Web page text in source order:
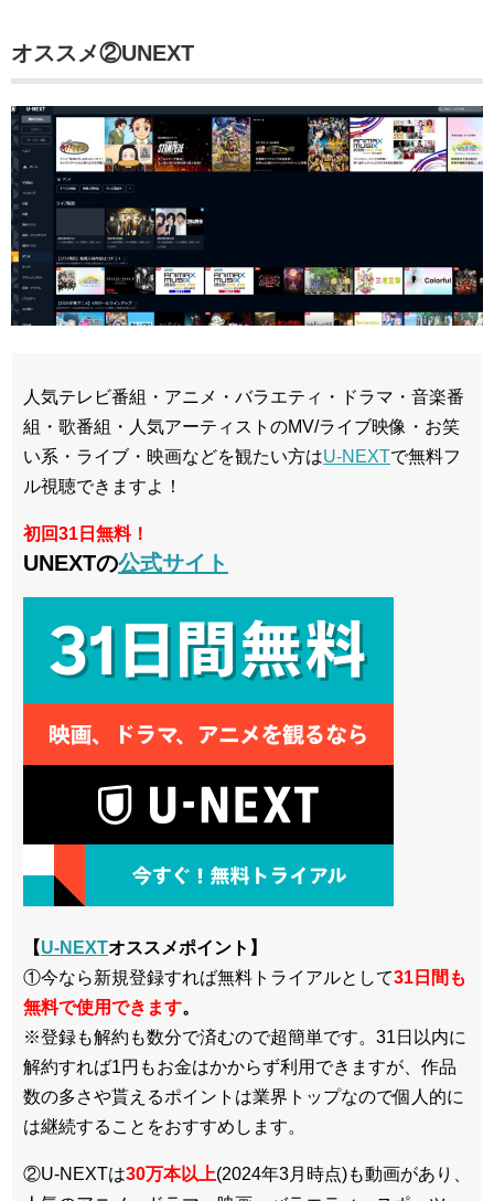
オススメ②UNEXT
人気テレビ番組・アニメ・バラエティ・ドラマ・音楽番
組・歌番組・人気アーティストのMV/ライブ映像・お笑
い系・ライブ・映画などを観たい方はU-NEXTで無料フ
ル視聴できますよ！
初回31日無料！
UNEXTの公式サイト
【U-NEXTオススメポイント】
①今なら新規登録すれば無料トライアルとして31日間も
無料で使用できます。
※登録も解約も数分で済むので超簡単です。31日以内に
解約すれば1円もお金はかからず利用できますが、作品
数の多さや貰えるポイントは業界トップなので個人的に
は継続することをおすすめします。
②U-NEXTは30万本以上(2024年3月時点)も動画があり、